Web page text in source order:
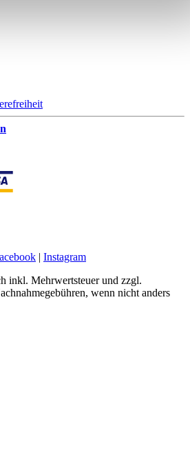
| Instagram
inkl. Mehrwertsteuer und zzgl.
wenn nicht anders